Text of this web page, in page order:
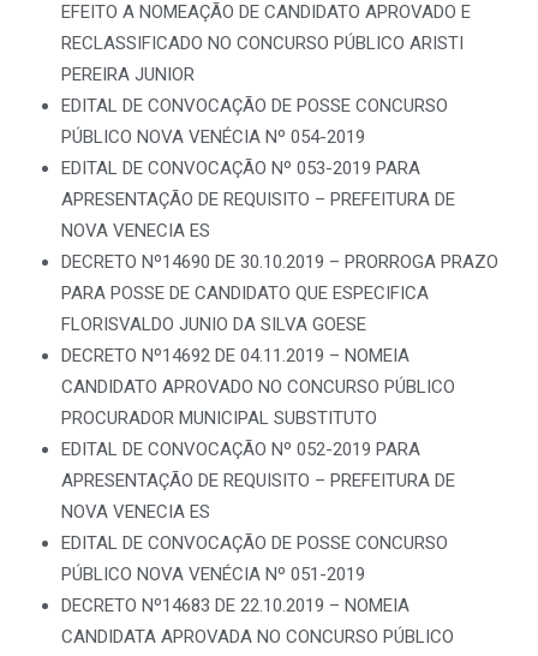
EFEITO A NOMEAÇÃO DE CANDIDATO APROVADO E
RECLASSIFICADO NO CONCURSO PÚBLICO ARISTI
PEREIRA JUNIOR
EDITAL DE CONVOCAÇÃO DE POSSE CONCURSO
PÚBLICO NOVA VENÉCIA Nº 054-2019
EDITAL DE CONVOCAÇÃO Nº 053-2019 PARA
APRESENTAÇÃO DE REQUISITO – PREFEITURA DE
NOVA VENECIA ES
DECRETO Nº14690 DE 30.10.2019 – PRORROGA PRAZO
PARA POSSE DE CANDIDATO QUE ESPECIFICA
FLORISVALDO JUNIO DA SILVA GOESE
DECRETO Nº14692 DE 04.11.2019 – NOMEIA
CANDIDATO APROVADO NO CONCURSO PÚBLICO
PROCURADOR MUNICIPAL SUBSTITUTO
EDITAL DE CONVOCAÇÃO Nº 052-2019 PARA
APRESENTAÇÃO DE REQUISITO – PREFEITURA DE
NOVA VENECIA ES
EDITAL DE CONVOCAÇÃO DE POSSE CONCURSO
PÚBLICO NOVA VENÉCIA Nº 051-2019
DECRETO Nº14683 DE 22.10.2019 – NOMEIA
CANDIDATA APROVADA NO CONCURSO PÚBLICO